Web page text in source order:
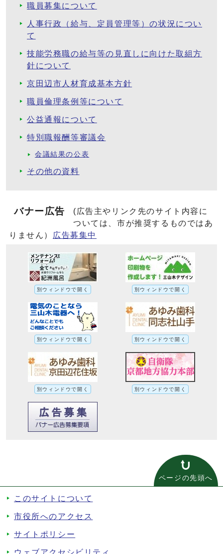
職員募集について
人事行政（給与、定員管理等）の状況につい
て
技能労務職の給与等の見直しに向けた取組方
針について
京田辺市人材育成基本方針
職員倫理条例等について
公益通報について
特別職報酬等審議会
会議結果の公表
その他の資料
バナー広告
(広告主やリンク先のサイト内容に
ついては、市が推奨するものではあ
りません）
広告募集中
別ウィンドウで開く 別ウィンドウで開く
別ウィンドウで開く 別ウィンドウで開く
別ウィンドウで開く 別ウィンドウで開く
ページの先頭へ
このサイトについて
市役所へのアクセス
サイトポリシー
ウェブアクセシビリティ